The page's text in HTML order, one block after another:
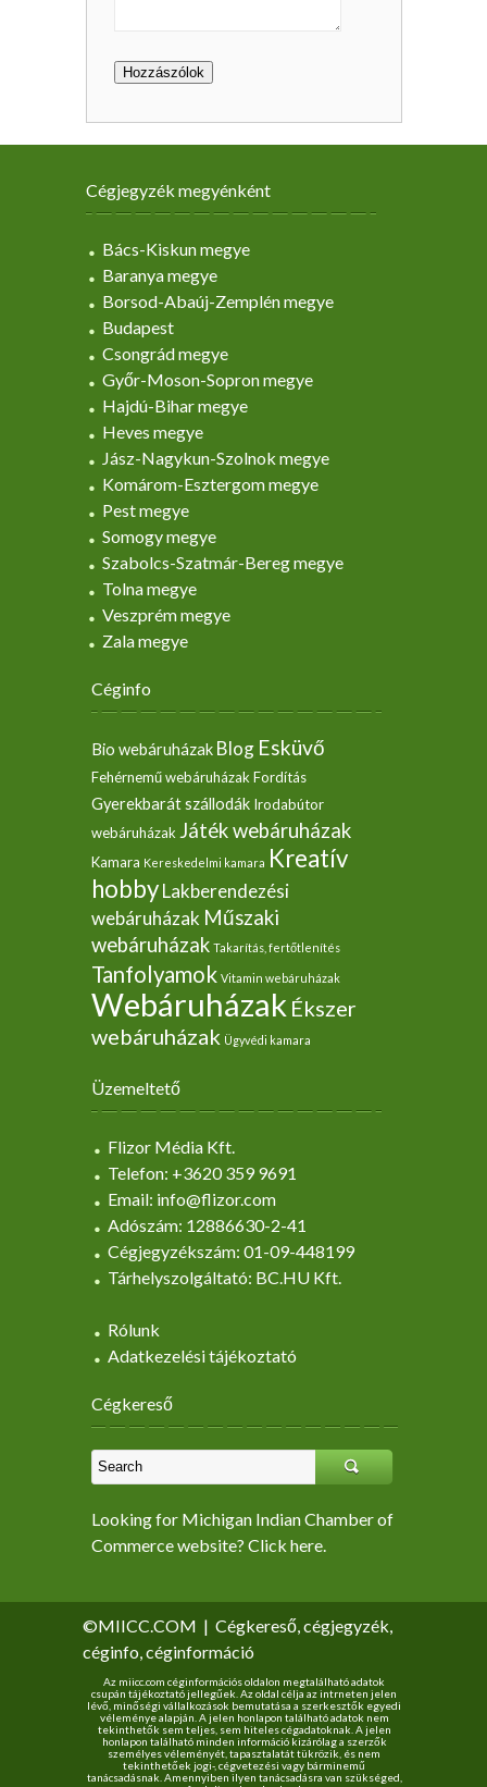
Cégjegyzék megyénként
Bács-Kiskun megye
Baranya megye
Borsod-Abaúj-Zemplén megye
Budapest
Csongrád megye
Győr-Moson-Sopron megye
Hajdú-Bihar megye
Heves megye
Jász-Nagykun-Szolnok megye
Komárom-Esztergom megye
Pest megye
Somogy megye
Szabolcs-Szatmár-Bereg megye
Tolna megye
Veszprém megye
Zala megye
Céginfo
Bio webáruházak Blog Esküvő
Fehérnemű webáruházak Fordítás
Gyerekbarát szállodák Irodabútor
webáruházak Játék webáruházak
Kamara Kereskedelmi kamara Kreatív
hobbyLakberendezési
webáruházak Műszaki
webáruházak Takarítás, fertőtlenítés
Tanfolyamok Vitamin webáruházak
Webáruházak Ékszer
webáruházak Ügyvédi kamara
Üzemeltető
Flizor Média Kft.
Telefon: +3620 359 9691
Email: info@flizor.com
Adószám: 12886630-2-41
Cégjegyzékszám: 01-09-448199
Tárhelyszolgáltató: BC.HU Kft.
Rólunk
Adatkezelési tájékoztató
Cégkereső
Looking for Michigan Indian Chamber of
Commerce website? Click here.
©MIICC.COM | Cégkereső, cégjegyzék,
céginfo, céginformáció
Az miicc.com céginformációs oldalon megtalálható adatok
csupán tájékoztató jellegűek. Az oldal célja az intrneten jelen
lévő, minőségi vállalkozások bemutatása a szerkesztők egyedi
véleménye alapján. A jelen honlapon található adatok nem
tekinthetők sem teljes, sem hiteles cégadatoknak. A jelen
honlapon található minden információ kizárólag a szerzők
személyes véleményét, tapasztalatát tükrözik, és nem
tekinthetőek jogi-, cégvetezési vagy bárminemű
tanácsadásnak. Amennyiben ilyen tanácsadásra van szükséged,